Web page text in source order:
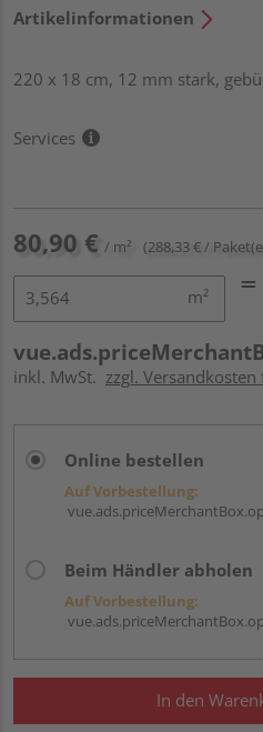
Artikelinformationen
220 x 18 cm, 12 mm stark,
Services
80,90 € / m² (288,33 € /
m²
inkl. MwSt. zzgl.
Online bestellen
Auf Vorbestellung:
Beim Händler abholen
Auf Vorbestellung:
In den